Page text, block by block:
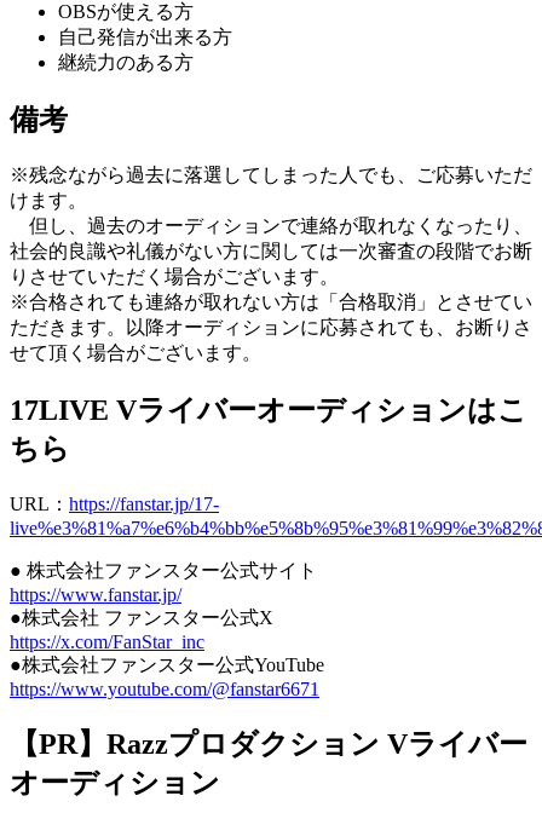
OBSが使える方
自己発信が出来る方
継続力のある方
備考
※残念ながら過去に落選してしまった人でも、ご応募いただ
けます。
但し、過去のオーディションで連絡が取れなくなったり、
社会的良識や礼儀がない方に関しては一次審査の段階でお断
りさせていただく場合がございます。
※合格されても連絡が取れない方は「合格取消」とさせてい
ただきます。以降オーディションに応募されても、お断りさ
せて頂く場合がございます。
17LIVE Vライバーオーディションはこ
ちら
URL： https://fanstar.jp/17-
● 株式会社ファンスター公式サイト
https://www.fanstar.jp/
●株式会社 ファンスター公式X
https://x.com/FanStar_inc
●株式会社ファンスター公式YouTube
https://www.youtube.com/@fanstar6671
【PR】Razzプロダクション Vライバー
オーディション